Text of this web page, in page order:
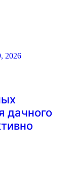
2026
дачного